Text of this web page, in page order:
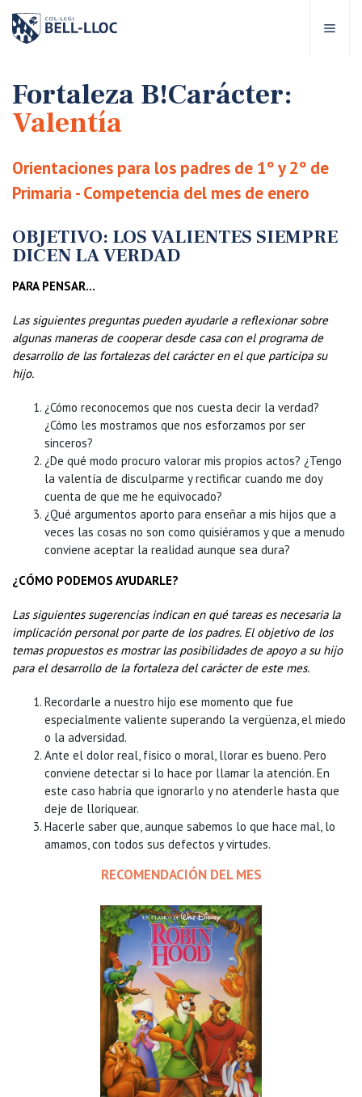
Bell-lloc
Educativo
educativas
Escolares
Bell-lloc
Fortaleza B!Carácter:
Valentía
Orientaciones para los padres de 1º y 2º de
Primaria - Competencia del mes de enero
OBJETIVO: LOS VALIENTES SIEMPRE
DICEN LA VERDAD
PARA PENSAR…
Las siguientes preguntas pueden ayudarle a reflexionar sobre
algunas maneras de cooperar desde casa con el programa de
desarrollo de las fortalezas del carácter en el que participa su
hijo.
¿Cómo reconocemos que nos cuesta decir la verdad?
¿Cómo les mostramos que nos esforzamos por ser
sinceros?
¿De qué modo procuro valorar mis propios actos? ¿Tengo
la valentía de disculparme y rectificar cuando me doy
cuenta de que me he equivocado?
¿Qué argumentos aporto para enseñar a mis hijos que a
veces las cosas no son como quisiéramos y que a menudo
conviene aceptar la realidad aunque sea dura?
¿CÓMO PODEMOS AYUDARLE?
Las siguientes sugerencias indican en qué tareas es necesaria la
implicación personal por parte de los padres. El objetivo de los
temas propuestos es mostrar las posibilidades de apoyo a su hijo
para el desarrollo de la fortaleza del carácter de este mes.
Recordarle a nuestro hijo ese momento que fue
especialmente valiente superando la vergüenza, el miedo
o la adversidad.
Ante el dolor real, físico o moral, llorar es bueno. Pero
conviene detectar si lo hace por llamar la atención. En
este caso habría que ignorarlo y no atenderle hasta que
deje de lloriquear.
Hacerle saber que, aunque sabemos lo que hace mal, lo
amamos, con todos sus defectos y virtudes.
RECOMENDACIÓN DEL MES